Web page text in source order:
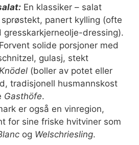
En klassiker – salat
panert kylling (ofte
gresskarkjerneolje-dressing).
Forvent solide porsjoner med
gulasj, stekt
(boller av potet eller
tradisjonell husmannskost
Gasthöfe.
er også en vinregion,
for sine friske hvitviner som
og Welschriesling.